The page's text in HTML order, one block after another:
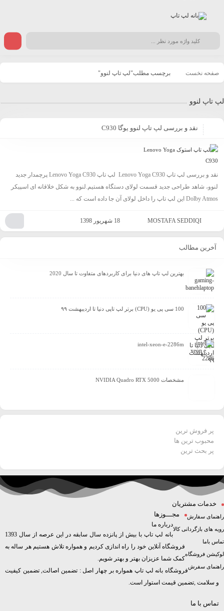
صفحه نخست برچسب مطلب"لپ تاپ لنوو"
لپ تاپ لنوو
نقد و بررسی لپ تاپ لنوو یوگا C930
نقد و بررسی لپ تاپ Lenovo Yoga C930 لپ تاپ Lenovo Yoga C930 پرچمدار جدید
لنوو، شاهد طراحی جدید قسمت لولای دستگاه هستیم.لنوو به شکل خلاقانه ای اسپیکر
Dolby Atmos این لپ تاپ را داخل لولای آن جا داده است که ...
MOSTAFA SEDDIQI 18 شهریور 1398
آخرین مطالب
بهترین لپ تاپ های دنیا برای کاربردهای متفاوت تا سال 2020
100 سی پی یو (CPU) برتر لپ تاپی دنیا تا اردیبهشت ۹۹
intel-xeon-e-2286m
مشخصات NVIDIA Quadro RTX 5000
پر فروش ترین
محبوب ترین ها
پر بحث ترین
خدمات مشتریان
راهنمای سفارش
رویه های بازگردانی کالا
تماس باما
لوکیشن فروشگاه
راهنمای سفرش
مجـــوزها
درباره ما
بانه لپ تاپ با بیش از پانزده سال سابقه در این عرصه از سال 1393
فروشگاه آنلاین خود را راه اندازی کردیم و همواره تلاش هستیم هر ساله به
کمک شما عزیزان بهتر و بهتر شویم.
فروشگاه بانه لپ تاپ همواره بر چهار اصل : تضمین اصالت, تضمین کیفیت
و سلامت ,تضمین قیمت استوار است.
تماس با ما